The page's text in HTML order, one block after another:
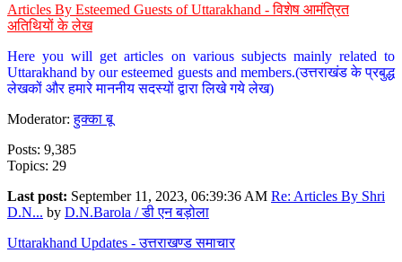
Articles By Esteemed Guests of Uttarakhand - विशेष आमंत्रित
अतिथियों के लेख
Here you will get articles on various subjects mainly related to
Uttarakhand by our esteemed guests and members.(उत्तराखंड के प्रबुद्ध
लेखकों और हमारे माननीय सदस्यों द्वारा लिखे गये लेख)
Moderator:हुक्का बू
Posts: 9,385
Topics: 29
Last post: September 11, 2023, 06:39:36 AM Re: Articles By Shri
D.N... by D.N.Barola / डी एन बड़ोला
Uttarakhand Updates - उत्तराखण्ड समाचार